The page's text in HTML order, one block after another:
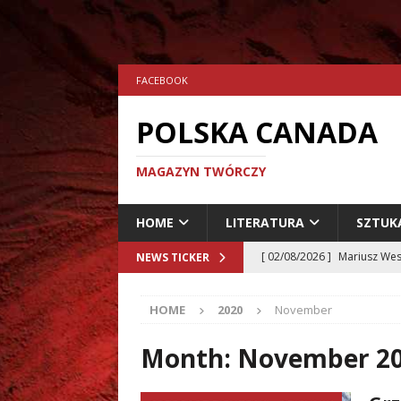
FACEBOOK
POLSKA CANADA
MAGAZYN TWÓRCZY
HOME LITERATURA
NEWS TICKER [ 02/08/2026 ] Mariusz
[ 23/07/2026 ]
[ 19/07/2026 ]
Tomasz
HOME 2020 November
Month: November